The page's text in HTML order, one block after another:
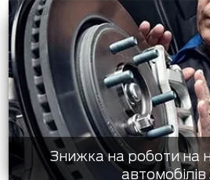
Знижка на роботи на